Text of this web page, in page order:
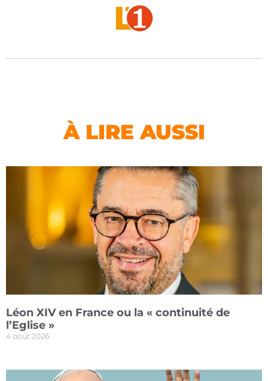
À LIRE AUSSI
Léon XIV en France ou la « continuité de
l’Eglise »
4 août 2026